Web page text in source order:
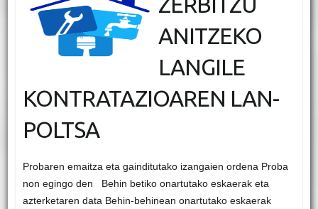
ANITZEKO
LANGILE
KONTRATAZIOAREN LAN-
POLTSA
Probaren emaitza eta gainditutako izangaien ordena Proba
non egingo den Behin betiko onartutako eskaerak eta
azterketaren data Behin-behinean onartutako eskaerak